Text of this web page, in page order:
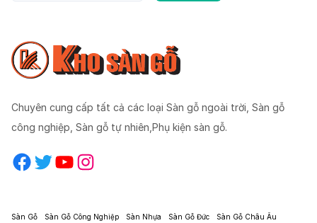
Chuyên cung cấp tất cả các loại Sàn gỗ ngoài trời, Sàn gỗ
công nghiệp, Sàn gỗ tự nhiên,Phụ kiện sàn gỗ.
Facebook Twitter YouTube Instagram
Sàn Gỗ Sàn Gỗ Công Nghiệp Sàn Nhựa Sàn Gỗ Đức Sàn Gỗ Châu Âu